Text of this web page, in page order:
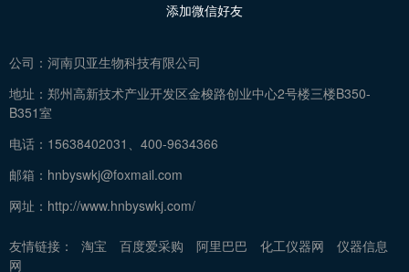
公司： 河南贝亚生物科技有限公司
地址： 郑州高新技术产业开发区金梭路创业中心2号楼三楼B350-
B351室
电话： 15638402031、400-9634366
邮箱： hnbyswkj@foxmail.com
网址： http://www.hnbyswkj.com/
添加微信好友
友情链接： 淘宝 百度爱采购 阿里巴巴 化工仪器网
仪器信息
网